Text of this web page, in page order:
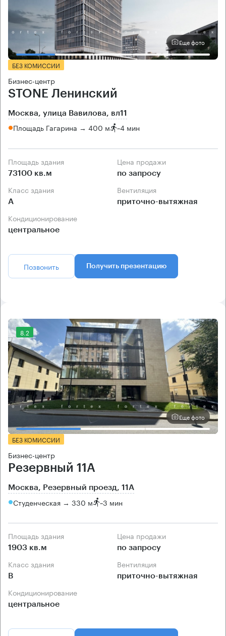
Еще фото
БЕЗ КОМИССИИ
Бизнес-центр
STONE Ленинский
Москва, улица Вавилова, вл11
Площадь Гагарина → 400 м ~4 мин
Площадь здания
73100 кв.м
Цена продажи
по запросу
Класс здания
А
Вентиляция
приточно-вытяжная
Кондиционирование
центральное
Позвонить Получить презентацию
8.2
Еще фото
БЕЗ КОМИССИИ
Бизнес-центр
Резервный 11А
Москва, Резервный проезд, 11А
Студенческая → 330 м ~3 мин
Площадь здания
1903 кв.м
Цена продажи
по запросу
Класс здания
B
Вентиляция
приточно-вытяжная
Кондиционирование
центральное